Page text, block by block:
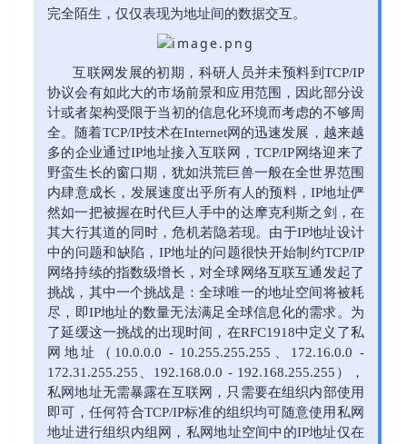
完全陌生，仅仅表现为地址间的数据交互。
互联网发展的初期，科研人员并未预料到TCP/IP
协议会有如此大的市场前景和应用范围，因此部分设
计或者架构受限于当初的信息化环境而考虑的不够周
全。随着TCP/IP技术在Internet网的迅速发展，越来越
多的企业通过IP地址接入互联网，TCP/IP网络迎来了
野蛮生长的窗口期，犹如洪荒巨兽一般在全世界范围
内肆意成长，发展速度出乎所有人的预料，IP地址俨
然如一把被握在时代巨人手中的达摩克利斯之剑，在
其大行其道的同时，危机若隐若现。由于IP地址设计
中的问题和缺陷，IP地址的问题很快开始制约TCP/IP
网络持续的指数级增长，对全球网络互联互通发起了
挑战，其中一个挑战是：全球唯一的地址空间将被耗
尽，即IP地址的数量无法满足全球信息化的需求。为
了延缓这一挑战的出现时间，在RFC1918中定义了私
网地址（10.0.0.0 - 10.255.255.255、172.16.0.0 -
172.31.255.255、192.168.0.0 - 192.168.255.255），
私网地址无需暴露在互联网，只需要在组织内部使用
即可，任何符合TCP/IP标准的组织均可随意使用私网
地址进行组织内组网，私网地址空间中的IP地址仅在